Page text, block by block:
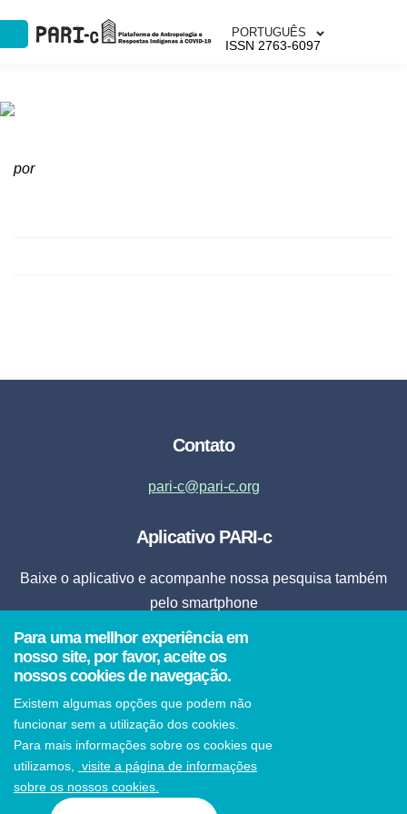
PORTUGUÊS
ISSN 2763-6097
por
Contato
pari-c@pari-c.org
Aplicativo PARI-c
Baixe o aplicativo e acompanhe nossa pesquisa também
pelo smartphone
Fazer Download
smartphone.
© 2021 PARI-c Todos os direitos reservados
Para uma mellhor experiência em
nosso site, por favor, aceite os
nossos cookies de navegação.
Existem algumas opções que podem não
funcionar sem a utilização dos cookies.
Para mais informações sobre os cookies que
utilizamos,
visite a página de informações
sobre os nossos cookies.